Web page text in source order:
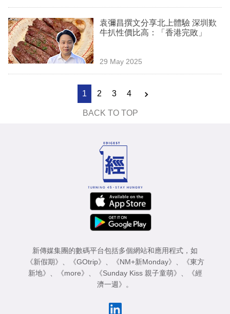
袁彌昌撰文分享北上體驗 深圳歎
牛扒性價比高：「香港完敗」
29 May 2025
1 2 3 4
BACK TO TOP
新傳媒集團的數碼平台包括多個網站和應用程式，如
《新假期》 、 《GOtrip》 、 《NM+新Monday》 、
《東方
新地》 、 《more》 、 《Sunday Kiss 親子童萌》 、
《經
濟一週》 。